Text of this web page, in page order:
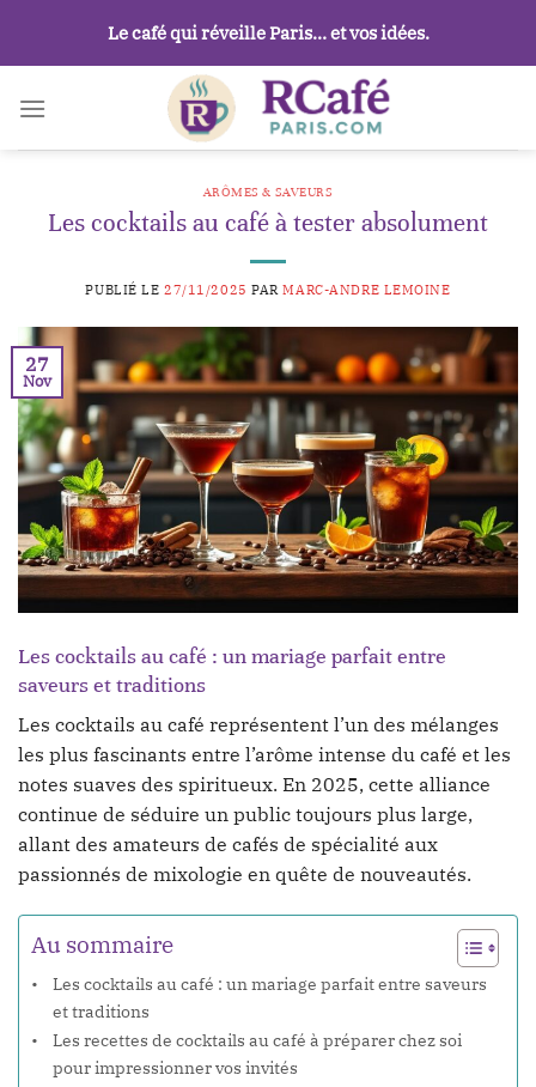
contenu
Le café qui réveille Paris… et vos idées.
ARÔMES & SAVEURS
Les cocktails au café à tester absolument
PUBLIÉ LE27/11/2025 PARMARC-ANDRE LEMOINE
27
Nov
Les cocktails au café : un mariage parfait entre
saveurs et traditions
Les cocktails au café représentent l’un des mélanges
les plus fascinants entre l’arôme intense du café et les
notes suaves des spiritueux. En 2025, cette alliance
continue de séduire un public toujours plus large,
allant des amateurs de cafés de spécialité aux
passionnés de mixologie en quête de nouveautés.
Au sommaire
Les cocktails au café : un mariage parfait entre saveurs
et traditions
Les recettes de cocktails au café à préparer chez soi
pour impressionner vos invités